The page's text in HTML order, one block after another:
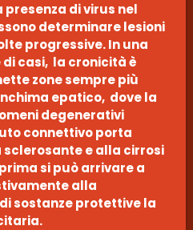
di virus nel
determinare lesioni
progressive. In una
casi, la cronicità è
zone sempre più
epatico, dove la
degenerativi
connettivo porta
e alla cirrosi
si può arrivare a
alla
sostanze protettive la